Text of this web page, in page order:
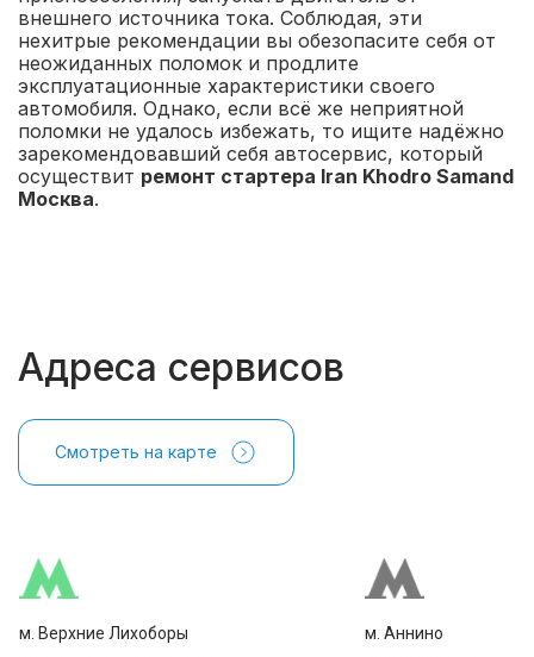
внешнего источника тока. Соблюдая, эти
нехитрые рекомендации вы обезопасите себя от
неожиданных поломок и продлите
эксплуатационные характеристики своего
автомобиля. Однако, если всё же неприятной
поломки не удалось избежать, то ищите надёжно
зарекомендовавший себя автосервис, который
осуществит ремонт стартера Iran Khodro Samand
Москва.
Адреса сервисов
Смотреть на карте
м. Верхние Лихоборы м. Аннино